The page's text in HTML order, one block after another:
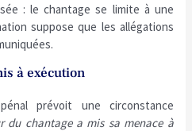
: le chantage se limite à une
suppose que les allégations
à exécution
prévoit une circonstance
du chantage a mis sa menace à